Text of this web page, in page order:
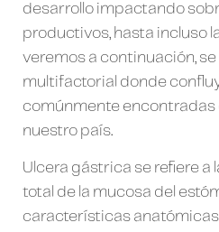
desarrollo impactando
productivos, hasta incluso
veremos a continuación,
multifactorial donde
comúnmente encontradas
nuestro país.
Ulcera gástrica se refiere a
total de la mucosa del
características